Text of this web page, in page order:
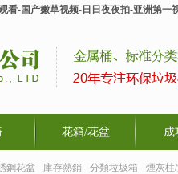
-国产嫩草视频-日日夜夜拍-亚洲第
花箱/花盆 成
鋼花盆 庫存熱銷 分類垃圾箱 煙灰柱